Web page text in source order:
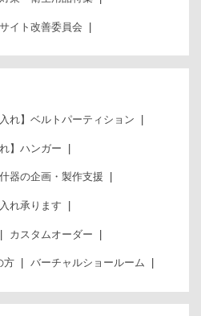
イト改善委員会
入れ】ベルトパーティション
れ】ハンガー
器の企画・製作支援
れ承ります
カスタムオーダー
方 バーチャルショールーム